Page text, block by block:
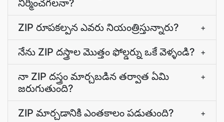
నిర్మించగలనా?
ZIP రూపకల్పన ఎవరు నియంత్రిస్తున్నారు? +
నేను ZIP దస్త్రాల మొత్తం ఫోల్డర్ను ఒకే వెళ్ళండి? +
నా ZIP దస్త్రం మార్చబడిన తర్వాత ఏమి
జరుగుతుంది?
+
ZIP మార్చడానికి ఎంతకాలం పడుతుంది? +